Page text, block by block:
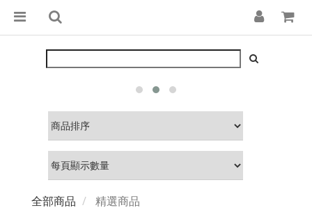
全部商品 精選商品